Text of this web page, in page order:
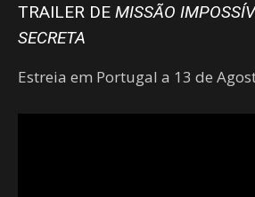
TRAILER DE MISSÃO
SECRETA
Estreia em Portugal a 13 de